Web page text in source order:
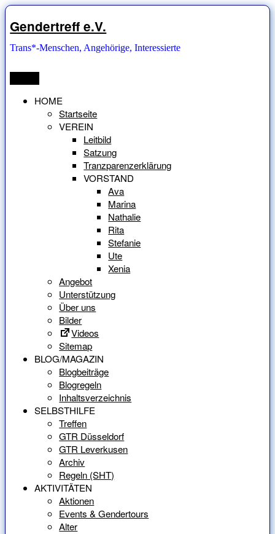
Zum
Inhalt
springen
Gendertreff e.V.
Trans*-Menschen, Angehörige, Interessierte
HOME
Startseite
VEREIN
Leitbild
Satzung
Tranzparenzerklärung
VORSTAND
Ava
Marina
Nathalie
Rita
Stefanie
Ute
Xenia
Angebot
Unterstützung
Über uns
Bilder
Videos
Sitemap
BLOG/MAGAZIN
Blogbeiträge
Blogregeln
Inhaltsverzeichnis
SELBSTHILFE
Treffen
GTR Düsseldorf
GTR Leverkusen
Archiv
Regeln (SHT)
AKTIVITÄTEN
Aktionen
Events & Gendertours
Alter